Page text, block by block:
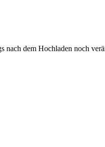
dem Hochladen noch